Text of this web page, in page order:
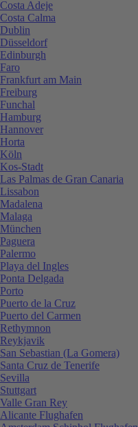
Costa Adeje
Costa Calma
Dublin
Düsseldorf
Edinburgh
Faro
Frankfurt am Main
Freiburg
Funchal
Hamburg
Hannover
Horta
Köln
Kos-Stadt
Las Palmas de Gran Canaria
Lissabon
Madalena
Malaga
München
Paguera
Palermo
Playa del Ingles
Ponta Delgada
Porto
Puerto de la Cruz
Puerto del Carmen
Rethymnon
Reykjavik
San Sebastian (La Gomera)
Santa Cruz de Tenerife
Sevilla
Stuttgart
Valle Gran Rey
Alicante Flughafen